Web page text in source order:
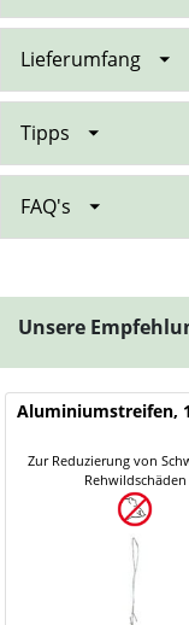
Lieferumfang
Tipps
FAQ's
Unsere
Aluminiumstreifen,
Zur Reduzierung von
Rehwildschäden